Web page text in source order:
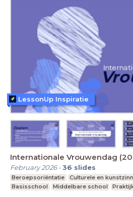
Internationale Vrouwendag
February 2026-36 slides
Beroepsoriëntatie Culturele en
Basisschool
Middelbare school
LessonUp Inspiratie